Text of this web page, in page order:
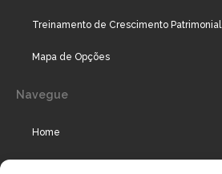
Treinamento de Crescimento Patrimonial
Mapa de Opções
Navegue
Home